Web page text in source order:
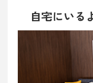
自宅にいる